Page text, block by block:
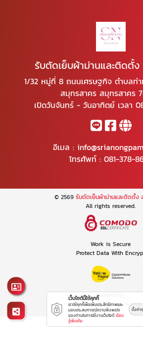
รับตัดเย็บผ้าม่านและติดตั้
1/32 หมู่ที่ 8 ถนนเศรษฐกิจ ตำบลท่า
สมุทรสาคร สมุทรสาคร
เปิดวันจันทร์ - วันอาทิตย์ เวลา
อีเมล :
โทรศัพท์ : 081-378-
© 2569รับตัดเย็บผ้าม่านและติดตั้ง
All rights reserved.
Work is Secure
Protect Data With
Powered By
Thailand YellowPages
เว็บไซต์นี้ใช้คุกกี้
เราใช้คุกกี้เพื่อเพิ่มประสิทธิภาพและ
มอบประสบการณ์ความพึงพอใจ
ของท่านในการใช้งานเว็บไซต์ เรียน
รู้เพิ่มเติม
ตั้งค่า